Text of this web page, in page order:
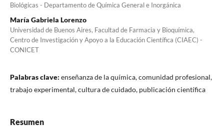
Biológicas - Departamento de Química General e Inorgánica
María Gabriela Lorenzo
Universidad de Buenos Aires, Facultad de Farmacia y Bioquímica,
Centro de Investigación y Apoyo a la Educación Científica (CIAEC) -
CONICET
Palabras clave: enseñanza de la química, comunidad profesional,
trabajo experimental, cultura de cuidado, publicación científica
Resumen